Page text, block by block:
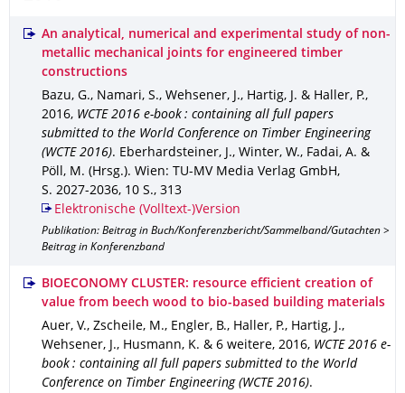
An analytical, numerical and experimental study of non-
metallic mechanical joints for engineered timber
constructions
Bazu, G., Namari, S., Wehsener, J., Hartig, J. & Haller, P.,
2016, WCTE 2016 e-book : containing all full papers
submitted to the World Conference on Timber Engineering
(WCTE 2016). Eberhardsteiner, J., Winter, W., Fadai, A. &
Pöll, M. (Hrsg.). Wien: TU-MV Media Verlag GmbH,
S. 2027-2036, 10 S., 313
Elektronische (Volltext-)Version
Publikation: Beitrag in Buch/Konferenzbericht/Sammelband/Gutachten >
Beitrag in Konferenzband
BIOECONOMY CLUSTER: resource efficient creation of
value from beech wood to bio-based building materials
Auer, V., Zscheile, M., Engler, B., Haller, P., Hartig, J.,
Wehsener, J., Husmann, K. & 6 weitere, 2016, WCTE 2016 e-
book : containing all full papers submitted to the World
Conference on Timber Engineering (WCTE 2016).